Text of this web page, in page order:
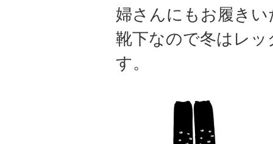
婦さんにもお履き
靴下なので冬はレ
す。